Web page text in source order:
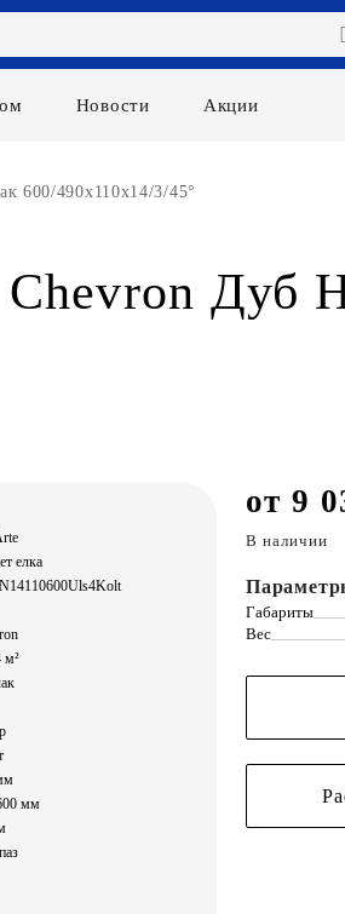
Новости Акции
600/490х110х14/3/45°
Дуб
елка
м²
мм
от 9
В наличии
Габариты
Вес